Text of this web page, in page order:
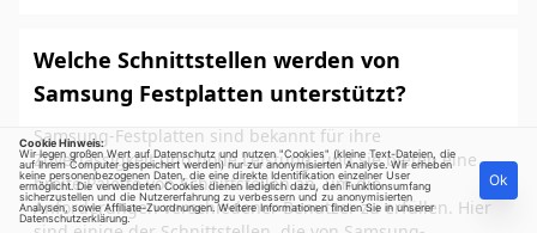
Welche Schnittstellen werden von
Samsung Festplatten unterstützt?
Samsung-Festplatten sind bekannt für ihre
Zuverlässigkeit und hohe Leistung, und sie bieten eine
breite Palette von Schnittstellen an, um die
Anforderungen verschiedener Benutzer zu erfüllen. Hier
Cookie Hinweis:
Wir legen großen Wert auf Datenschutz und nutzen "Cookies" (kleine Text-Dateien, die
auf Ihrem Computer gespeichert werden) nur zur anonymisierten Analyse. Wir erheben
keine personenbezogenen Daten, die eine direkte Identifikation einzelner User
ermöglicht. Die verwendeten Cookies dienen lediglich dazu, den Funktionsumfang
sicherzustellen und die Nutzererfahrung zu verbessern und zu anonymisierten
Analysen, sowie Affiliate-Zuordnungen. Weitere Informationen finden Sie in unserer
Datenschutzerklärung
Ok